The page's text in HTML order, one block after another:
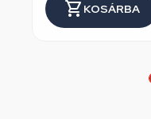
KOSÁRBA